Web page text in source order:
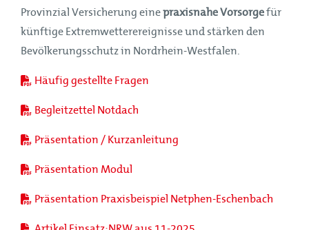
Provinzial Versicherung einepraxisnahe Vorsorgefür
künftige Extremwetterereignisse und stärken den
Bevölkerungsschutz in Nordrhein-Westfalen.
Häufig gestellte Fragen
Begleitzettel Notdach
Präsentation / Kurzanleitung
Präsentation Modul
Präsentation Praxisbeispiel Netphen-Eschenbach